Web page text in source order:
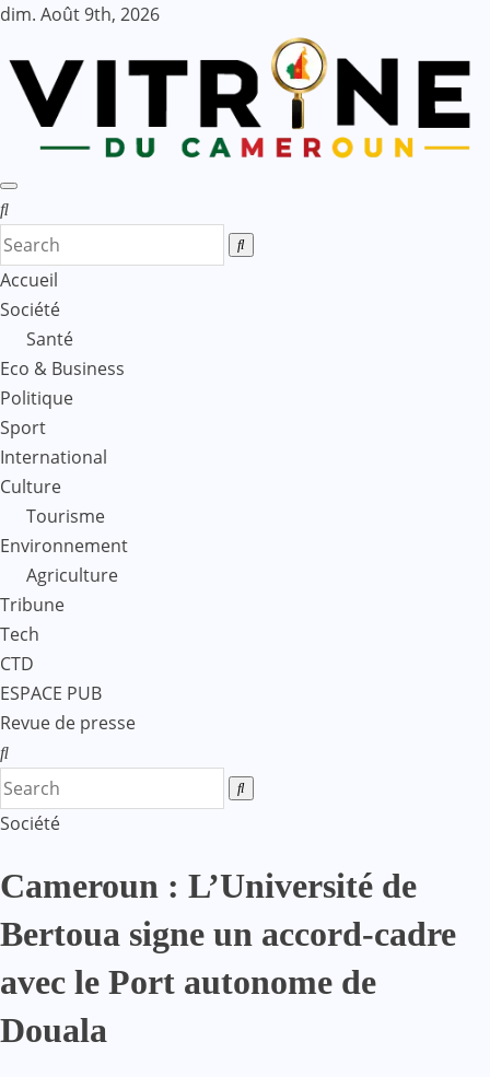
Skip
content
dim. Août 9th, 2026
Accueil
Société
Santé
Eco & Business
Politique
Sport
International
Culture
Tourisme
Environnement
Agriculture
Tribune
Tech
CTD
ESPACE PUB
Revue de presse
Société
Cameroun : L’Université de
Bertoua signe un accord-cadre
avec le Port autonome de
Douala